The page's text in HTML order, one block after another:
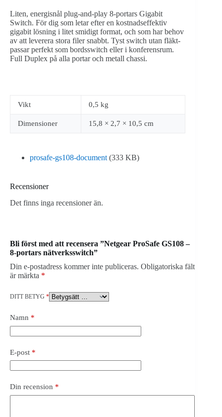
Liten, energisnål plug-and-play 8-portars Gigabit
Switch. För dig som letar efter en kostnadseffektiv
gigabit lösning i litet smidigt format, och som har behov
av att leverera stora filer snabbt. Tyst switch utan fläkt-
passar perfekt som bordsswitch eller i konferensrum.
Full Duplex på alla portar och metall chassi.
Vikt 0,5 kg
Dimensioner 15,8 × 2,7 × 10,5 cm
prosafe-gs108-document (333 KB)
Recensioner
Det finns inga recensioner än.
Bli först med att recensera ”Netgear ProSafe GS108 –
8-portars nätverksswitch”
Din e-postadress kommer inte publiceras. Obligatoriska fält
är märkta *
DITT BETYG *
Namn *
E-post *
Din recension *